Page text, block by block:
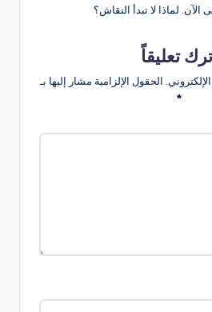
الآن. لماذا لا تبدأ النقاش؟
تعليقاً
الحقول الإلزامية مشار إليها بـ
*